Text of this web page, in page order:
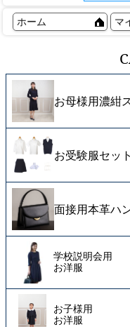
ホーム マ
お母様用濃紺
お受験服セット
面接用本革ハ
学校説明会用
お洋服
お子様用
お洋服